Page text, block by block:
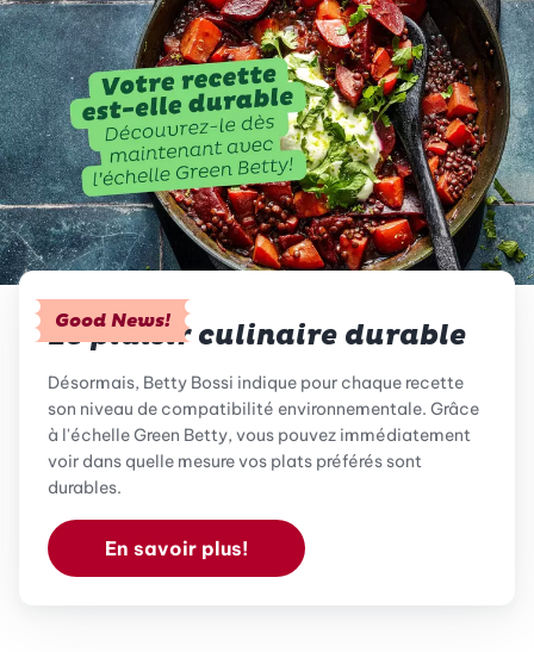
Good News!
Le plaisir culinaire durable
Désormais, Betty Bossi indique pour chaque recette
son niveau de compatibilité environnementale. Grâce
à l'échelle Green Betty, vous pouvez immédiatement
voir dans quelle mesure vos plats préférés sont
durables.
En savoir plus!